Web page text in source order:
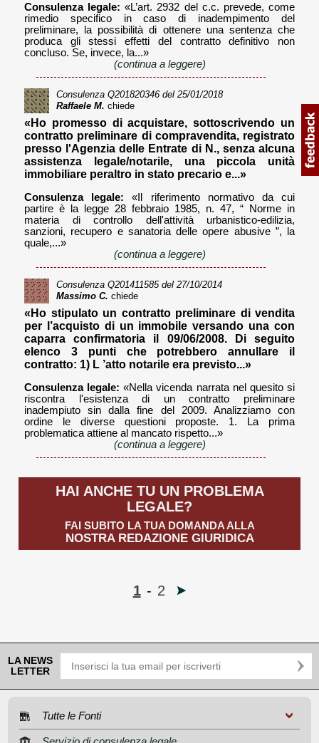
Consulenza legale: «L’art. 2932 del c.c. prevede, come
rimedio specifico in caso di inadempimento del
preliminare, la possibilità di ottenere una sentenza che
produca gli stessi effetti del contratto definitivo non
concluso. Se, invece, la...»
(continua a leggere)
Consulenza Q201820346 del 25/01/2018
Raffaele M. chiede
«Ho promesso di acquistare, sottoscrivendo un
contratto preliminare di compravendita, registrato
presso l'Agenzia delle Entrate di N., senza alcuna
assistenza legale/notarile, una piccola unità
immobiliare peraltro in stato precario e...»
Consulenza legale: «Il riferimento normativo da cui
partire è la legge 28 febbraio 1985, n. 47, “ Norme in
materia di controllo dell'attività urbanistico-edilizia,
sanzioni, recupero e sanatoria delle opere abusive ”, la
quale,...»
(continua a leggere)
Consulenza Q201411585del 27/10/2014
Massimo C. chiede
«Ho stipulato un contratto preliminare di vendita
per l’acquisto di un immobile versando una con
caparra confirmatoria il 09/06/2008. Di seguito
elenco 3 punti che potrebbero annullare il
contratto: 1) L ’atto notarile era previsto...»
Consulenza legale: «Nella vicenda narrata nel quesito si
riscontra l'esistenza di un contratto preliminare
inadempiuto sin dalla fine del 2009. Analizziamo con
ordine le diverse questioni proposte. 1. La prima
problematica attiene al mancato rispetto...»
(continua a leggere)
HAI ANCHE TU UN PROBLEMA
LEGALE?
FAI SUBITO LA TUA DOMANDA ALLA
NOSTRA REDAZIONE GIURIDICA
1 - 2
LA NEWS
LETTER
Tutte le Fonti